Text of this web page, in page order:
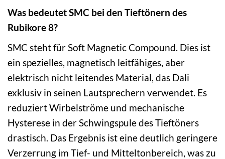
Was bedeutet SMC bei den Tieftönern des
Rubikore 8?
SMC steht für Soft Magnetic Compound. Dies ist
ein spezielles, magnetisch leitfähiges, aber
elektrisch nicht leitendes Material, das Dali
exklusiv in seinen Lautsprechern verwendet. Es
reduziert Wirbelströme und mechanische
Hysterese in der Schwingspule des Tieftöners
drastisch. Das Ergebnis ist eine deutlich geringere
Verzerrung im Tief- und Mitteltonbereich, was zu